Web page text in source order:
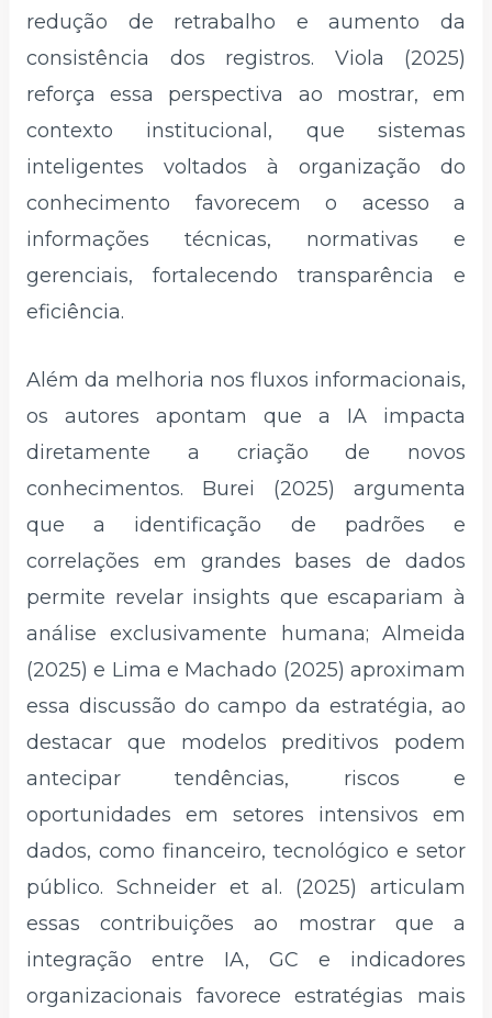
redução de retrabalho e aumento da
consistência dos registros. Viola (2025)
reforça essa perspectiva ao mostrar, em
contexto institucional, que sistemas
inteligentes voltados à organização do
conhecimento favorecem o acesso a
informações técnicas, normativas e
gerenciais, fortalecendo transparência e
eficiência.
Além da melhoria nos fluxos informacionais,
os autores apontam que a IA impacta
diretamente a criação de novos
conhecimentos. Burei (2025) argumenta
que a identificação de padrões e
correlações em grandes bases de dados
permite revelar insights que escapariam à
análise exclusivamente humana; Almeida
(2025) e Lima e Machado (2025) aproximam
essa discussão do campo da estratégia, ao
destacar que modelos preditivos podem
antecipar tendências, riscos e
oportunidades em setores intensivos em
dados, como financeiro, tecnológico e setor
público. Schneider et al. (2025) articulam
essas contribuições ao mostrar que a
integração entre IA, GC e indicadores
organizacionais favorece estratégias mais